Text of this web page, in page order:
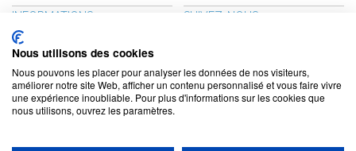
INFORMATIONS
NOUVEAUTÉS
PROMOTIONS
CGV
CONFIDENTIALITÉ
MENTIONS LÉGALES
SUIVEZ-NOUS
NOTRE BLOG
Nous utilisons des cookies
Nous pouvons les placer pour analyser les données de nos visiteurs,
améliorer notre site Web, afficher un contenu personnalisé et vous faire vivre
une expérience inoubliable. Pour plus d'informations sur les cookies que
nous utilisons, ouvrez les paramètres.